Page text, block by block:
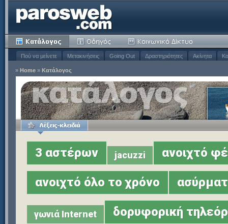
Πού να μείνετε Μετακινήσεις Going Out Δραστηριότητες Ακίνητα
» Home » Κατάλογος
3 αστέρων jacuzzi ανοιχτό
ανοιχτό όλο το χρόνο
γωνιά Internet δορυφορική